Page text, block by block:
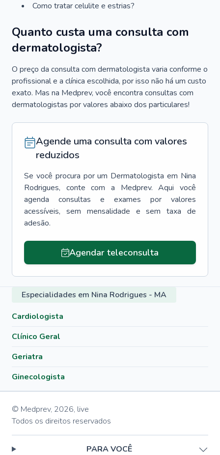
Como tratar celulite e estrias?
Quanto custa uma consulta com
dermatologista?
O preço da consulta com dermatologista varia conforme o
profissional e a clínica escolhida, por isso não há um custo
exato. Mas na Medprev, você encontra consultas com
dermatologistas por valores abaixo dos particulares!
Agende uma consulta com valores
reduzidos
Se você procura por um Dermatologista em Nina
Rodrigues, conte com a Medprev. Aqui você
agenda consultas e exames por valores
acessíveis, sem mensalidade e sem taxa de
adesão.
Agendar teleconsulta
Especialidades em Nina Rodrigues - MA
Cardiologista
Clínico Geral
Geriatra
Ginecologista
© Medprev, 2026, live
Todos os direitos reservados
PARA VOCÊ